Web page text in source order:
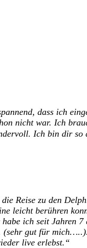
dass ich
nicht war. Ich
Ich bin dir so
Reise zu den
leicht berühren
ich seit Jahren
(sehr gut für mich…..).
live erlebst.